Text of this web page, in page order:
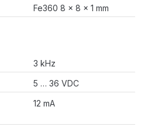
Fe360 8 x 8 x 1 mm
3 kHz
5 … 36 VDC
12 mA